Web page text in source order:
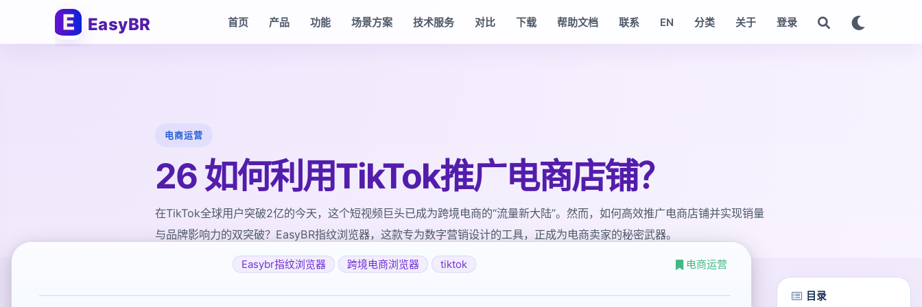
EasyBR 首页 产品 功能 场景方案 技术服务 对比 下载 帮助文档 联系 EN 分类 关于 登录
电商运营
26 如何利用TikTok推广电商店铺？
在TikTok全球用户突破2亿的今天，这个短视频巨头已成为跨境电商的“流量新大陆”。然而，如何高效推广电商店铺并实现销量
与品牌影响力的双突破？EasyBR指纹浏览器，这款专为数字营销设计的工具，正成为电商卖家的秘密武器。
Easybr指纹浏览器 跨境电商浏览器 tiktok 电商运营
目录